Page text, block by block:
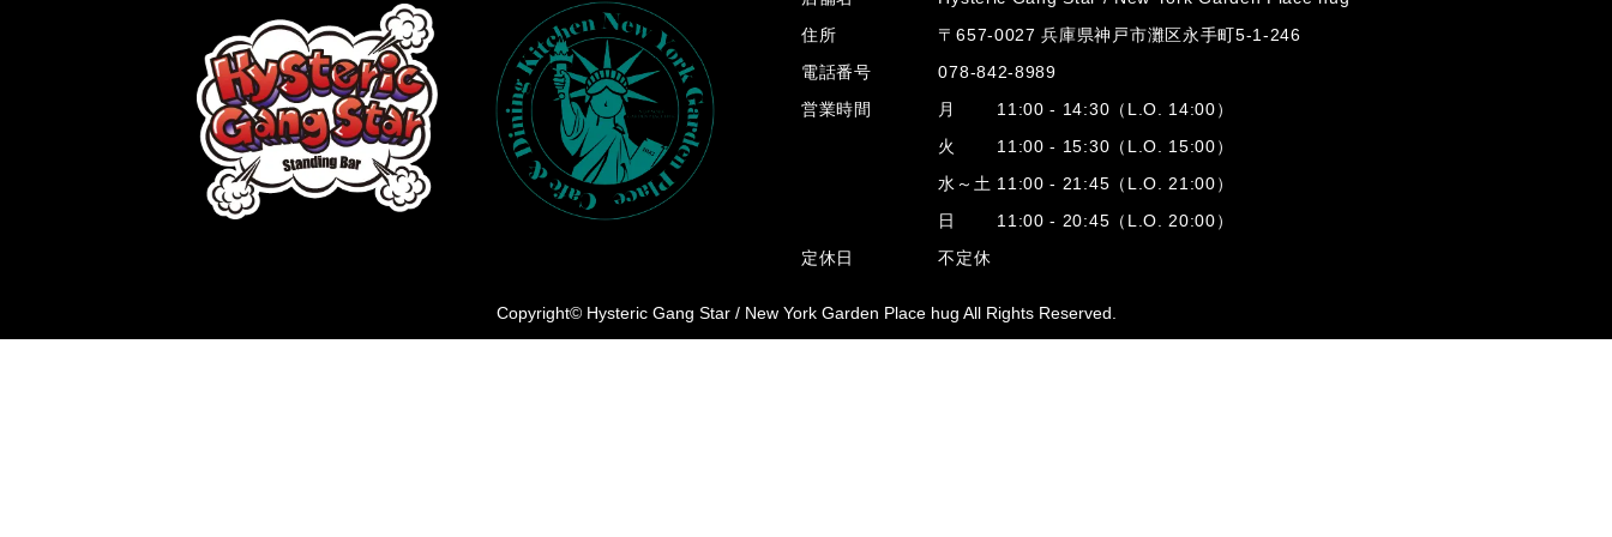
住所
〒657-0027 兵庫県神戸市灘区永手町5-1-246
電話番号
078-842-8989
営業時間
月 11:00 - 14:30（L.O. 14:00）
火 11:00 - 15:30（L.O. 15:00）
水～土 11:00 - 21:45（L.O. 21:00）
日 11:00 - 20:45（L.O. 20:00）
定休日
不定休
Copyright© Hysteric Gang Star / New York Garden Place hug All Rights Reserved.